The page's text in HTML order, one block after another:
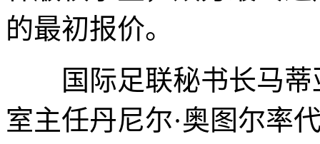
的最初报价。
国际足联秘书长马蒂
室主任丹尼尔·奥图尔率